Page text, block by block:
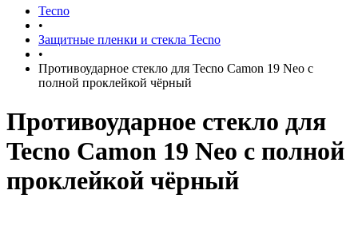
Tecno
•
Защитные пленки и стекла Tecno
•
Противоударное стекло для Tecno Camon 19 Neo с
полной проклейкой чёрный
Противоударное стекло для
Tecno Camon 19 Neo с полной
проклейкой чёрный